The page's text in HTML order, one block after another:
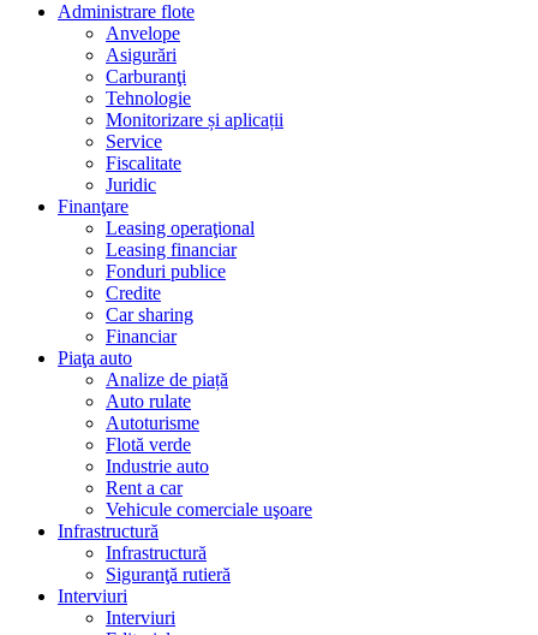
Administrare flote
Anvelope
Asigurări
Carburanţi
Tehnologie
Monitorizare și aplicații
Service
Fiscalitate
Juridic
Finanţare
Leasing operaţional
Leasing financiar
Fonduri publice
Credite
Car sharing
Financiar
Piaţa auto
Analize de piață
Auto rulate
Autoturisme
Flotă verde
Industrie auto
Rent a car
Vehicule comerciale uşoare
Infrastructură
Infrastructură
Siguranţă rutieră
Interviuri
Interviuri